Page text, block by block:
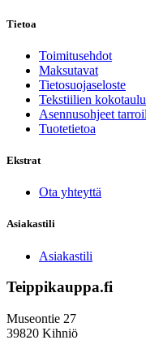
Tietoa
Toimitusehdot
Maksutavat
Tietosuojaseloste
Tekstiilien
Asennusohjeet
Tuotetietoa
Ekstrat
Ota yhteyttä
Asiakastili
Asiakastili
Teippikauppa.fi
Museontie 27
39820 Kihniö